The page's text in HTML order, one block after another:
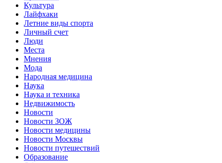
Культура
Лайфхаки
Летние виды спорта
Личный счет
Люди
Места
Мнения
Мода
Народная медицина
Наука
Наука и техника
Недвижимость
Новости
Новости ЗОЖ
Новости медицины
Новости Москвы
Новости путешествий
Образование